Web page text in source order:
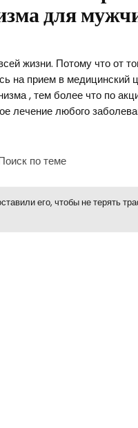
для
жизни. Потому что от
на прием в медицинский
, тем более что по
лечение любого
по теме
его, чтобы не терять